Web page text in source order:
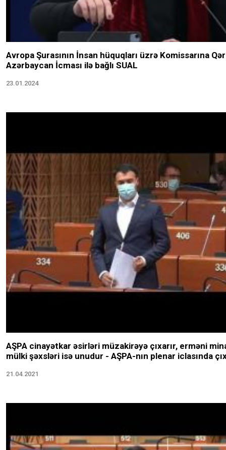
Avropa Şurasının İnsan hüquqları üzrə Komissarına
Azərbaycan İcması ilə bağlı SUAL
23.01.2024
AŞPA cinayətkar əsirləri müzakirəyə çıxarır, erməni
mülki şəxsləri isə unudur - AŞPA-nın plenar iclasında
21.04.2021